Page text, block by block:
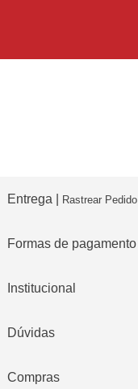
Entrega | Rastrear Pedido
Formas de pagamento
Institucional
Dúvidas
Compras